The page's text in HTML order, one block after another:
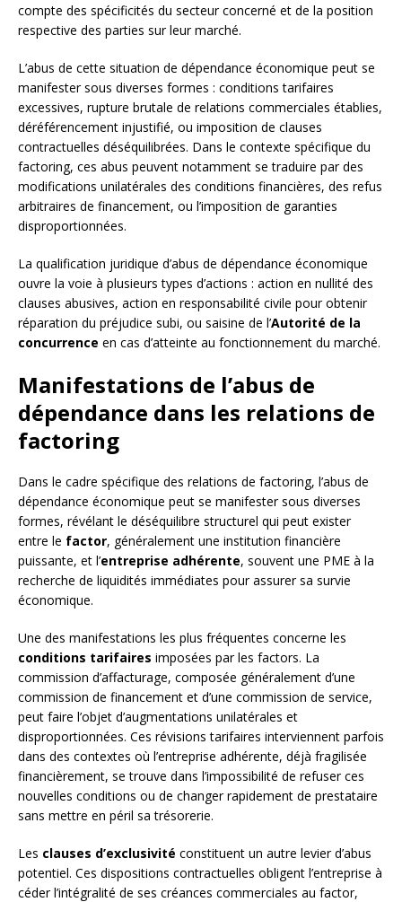
compte des spécificités du secteur concerné et de la position
respective des parties sur leur marché.
L’abus de cette situation de dépendance économique peut se
manifester sous diverses formes : conditions tarifaires
excessives, rupture brutale de relations commerciales établies,
déréférencement injustifié, ou imposition de clauses
contractuelles déséquilibrées. Dans le contexte spécifique du
factoring, ces abus peuvent notamment se traduire par des
modifications unilatérales des conditions financières, des refus
arbitraires de financement, ou l’imposition de garanties
disproportionnées.
La qualification juridique d’abus de dépendance économique
ouvre la voie à plusieurs types d’actions : action en nullité des
clauses abusives, action en responsabilité civile pour obtenir
réparation du préjudice subi, ou saisine de l’Autorité de la
concurrence en cas d’atteinte au fonctionnement du marché.
Manifestations de l’abus de
dépendance dans les relations de
factoring
Dans le cadre spécifique des relations de factoring, l’abus de
dépendance économique peut se manifester sous diverses
formes, révélant le déséquilibre structurel qui peut exister
entre le factor, généralement une institution financière
puissante, et l’entreprise adhérente, souvent une PME à la
recherche de liquidités immédiates pour assurer sa survie
économique.
Une des manifestations les plus fréquentes concerne les
conditions tarifaires imposées par les factors. La
commission d’affacturage, composée généralement d’une
commission de financement et d’une commission de service,
peut faire l’objet d’augmentations unilatérales et
disproportionnées. Ces révisions tarifaires interviennent parfois
dans des contextes où l’entreprise adhérente, déjà fragilisée
financièrement, se trouve dans l’impossibilité de refuser ces
nouvelles conditions ou de changer rapidement de prestataire
sans mettre en péril sa trésorerie.
Les clauses d’exclusivité constituent un autre levier d’abus
potentiel. Ces dispositions contractuelles obligent l’entreprise à
céder l’intégralité de ses créances commerciales au factor,